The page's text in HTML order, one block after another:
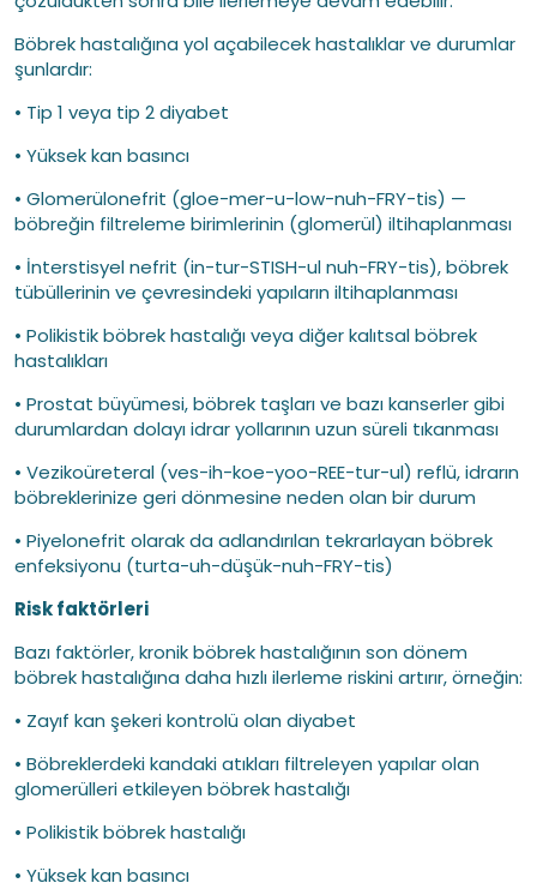
Böbrek hastalığına yol açabilecek hastalıklar ve durumlar
şunlardır:
• Tip 1 veya tip 2 diyabet
• Yüksek kan basıncı
• Glomerülonefrit (gloe-mer-u-low-nuh-FRY-tis) —
böbreğin filtreleme birimlerinin (glomerül) iltihaplanması
• İnterstisyel nefrit (in-tur-STISH-ul nuh-FRY-tis), böbrek
tübüllerinin ve çevresindeki yapıların iltihaplanması
• Polikistik böbrek hastalığı veya diğer kalıtsal böbrek
hastalıkları
• Prostat büyümesi, böbrek taşları ve bazı kanserler gibi
durumlardan dolayı idrar yollarının uzun süreli tıkanması
• Vezikoüreteral (ves-ih-koe-yoo-REE-tur-ul) reflü, idrarın
böbreklerinize geri dönmesine neden olan bir durum
• Piyelonefrit olarak da adlandırılan tekrarlayan böbrek
enfeksiyonu (turta-uh-düşük-nuh-FRY-tis)
Risk faktörleri
Bazı faktörler, kronik böbrek hastalığının son dönem
böbrek hastalığına daha hızlı ilerleme riskini artırır, örneğin:
• Zayıf kan şekeri kontrolü olan diyabet
• Böbreklerdeki kandaki atıkları filtreleyen yapılar olan
glomerülleri etkileyen böbrek hastalığı
• Polikistik böbrek hastalığı
• Yüksek kan basıncı